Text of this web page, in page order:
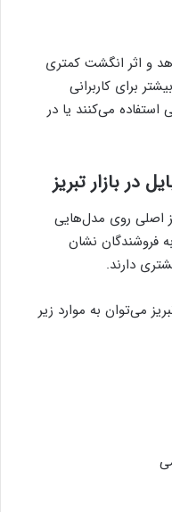
و اثر انگشت کمتری
برای کاربرانی
می‌کنند یا در
در بازار تبریز
اصلی روی مدل‌هایی
فروشندگان نشان
دارند.
می‌توان به موارد زیر